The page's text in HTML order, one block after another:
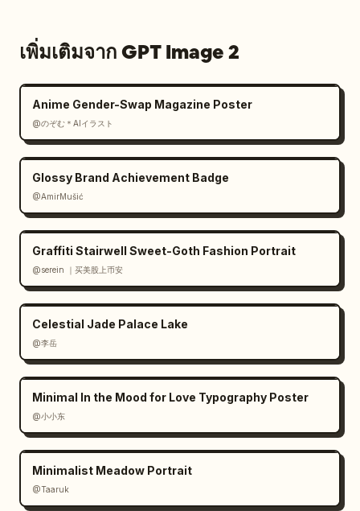
เพิ่มเติมจาก GPT Image 2
Anime Gender-Swap Magazine Poster
@のぞむ＊AIイラスト
Glossy Brand Achievement Badge
@AmirMušić
Graffiti Stairwell Sweet-Goth Fashion Portrait
@serein ｜买美股上币安
Celestial Jade Palace Lake
@李岳
Minimal In the Mood for Love Typography Poster
@小小东
Minimalist Meadow Portrait
@Taaruk